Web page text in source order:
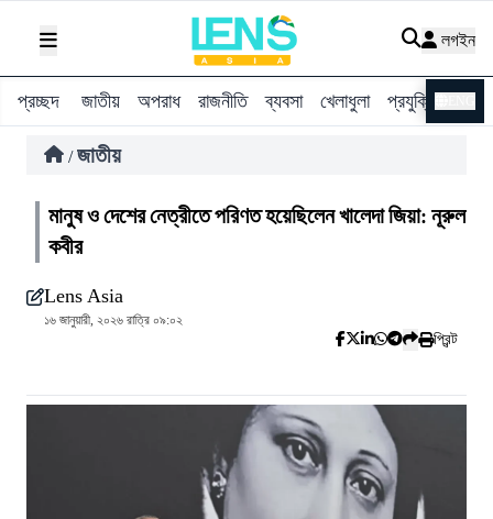
লগইন
প্রচ্ছদ জাতীয় অপরাধ রাজনীতি ব্যবসা খেলাধুলা প্রযুক্তি
/ জাতীয়
মানুষ ও দেশের নেত্রীতে পরিণত হয়েছিলেন খালেদা জিয়া: নূরুল
কবীর
Lens Asia
১৬ জানুয়ারী, ২০২৬ রাত্রি ০৯:০২
প্রিন্ট